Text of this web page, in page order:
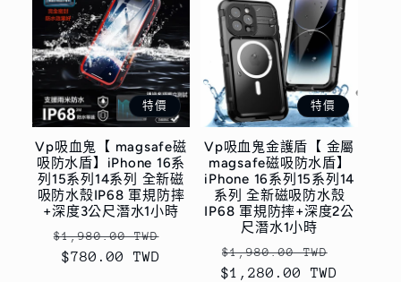
特價
Vp吸血鬼【 magsafe磁
吸防水盾】iPhone 16系
列15系列14系列 全新磁
吸防水殼IP68 軍規防摔
+深度3公尺潛水1小時
定
價
$1,980.00 TWD
$780.00 TWD
特價
Vp吸血鬼金護盾【 金屬
magsafe磁吸防水盾】
iPhone 16系列15系列14
系列 全新磁吸防水殼
IP68 軍規防摔+深度2公
尺潛水1小時
定
價
$1,980.00 TWD
$1,280.00 TWD